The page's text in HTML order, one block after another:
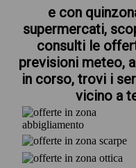
e con
supermercati,
consulti le
previsioni meteo,
in corso, trovi i
vicino a